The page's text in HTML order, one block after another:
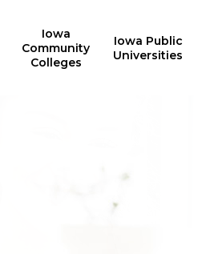
Iowa
Community
Colleges
Iowa Public
Universities